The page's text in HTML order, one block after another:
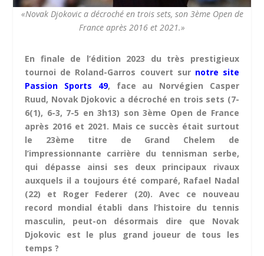
«Novak Djokovic a décroché en trois sets, son 3ème Open de
France après 2016 et 2021.»
En finale de l’édition 2023 du très prestigieux
tournoi de Roland-Garros couvert sur notre site
Passion Sports 49, face au Norvégien Casper
Ruud, Novak Djokovic a décroché en trois sets (7-
6(1), 6-3, 7-5 en 3h13) son 3ème Open de France
après 2016 et 2021. Mais ce succès était surtout
le 23ème titre de Grand Chelem de
l’impressionnante carrière du tennisman serbe,
qui dépasse ainsi ses deux principaux rivaux
auxquels il a toujours été comparé, Rafael Nadal
(22) et Roger Federer (20). Avec ce nouveau
record mondial établi dans l’histoire du tennis
masculin, peut-on désormais dire que Novak
Djokovic est le plus grand joueur de tous les
temps ?